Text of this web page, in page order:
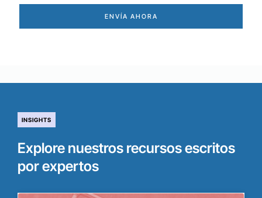
ENVÍA AHORA
INSIGHTS
Explore nuestros recursos escritos
por expertos